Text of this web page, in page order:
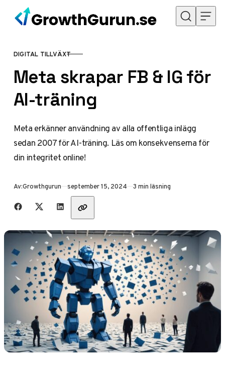
Hoppa till innehåll
KATEGORI
DIGITAL TILLVÄXT
Meta skrapar FB & IG för
AI-träning
Meta erkänner användning av alla offentliga inlägg
sedan 2007 för AI-träning. Läs om konsekvenserna för
din integritet online!
Av:Growthgurun Publicerad
september 15, 2024 3 min läsning
Dela med vänner